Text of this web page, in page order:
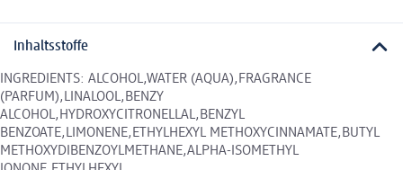
Inhaltsstoffe
INGREDIENTS: ALCOHOL,WATER (AQUA),FRAGRANCE
(PARFUM),LINALOOL,BENZY
ALCOHOL,HYDROXYCITRONELLAL,BENZYL
BENZOATE,LIMONENE,ETHYLHEXYL METHOXYCINNAMATE,BUTYL
METHOXYDIBENZOYLMETHANE,ALPHA-ISOMETHYL